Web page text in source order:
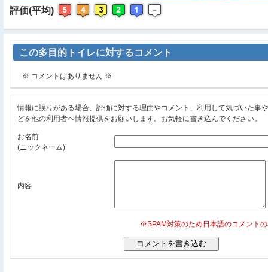
評価(平均)
この多目的トイレに対するコメント
※ コメントはありません ※
情報に誤りがある場合、評価に対する理由やコメント、利用して気づいた事
どを他の利用者へ情報提供をお願いします。お気軽に書き込んでください。
お名前
(ニックネーム)
内容
※SPAM対策のため日本語のコメント